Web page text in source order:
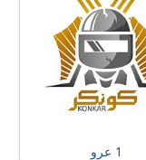
1 عرو